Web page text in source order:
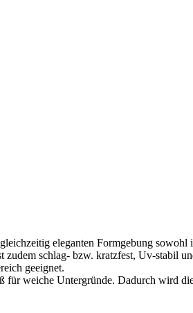
eleganten Formgebung
schlag- bzw. kratzfest, Uv-stabil
geeignet.
weiche Untergründe. Dadurch wird